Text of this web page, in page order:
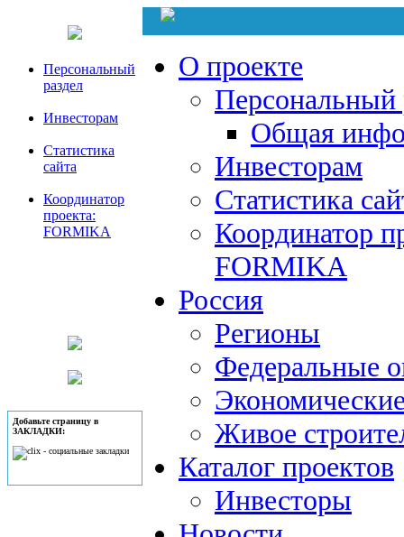
Персональный
раздел
Инвесторам
Статистика
сайта
Координатор
проекта:
FORMIKA
Добавьте страницу в
ЗАКЛАДКИ:
О проекте
Персональный
Общая
Инвесторам
Статистика
Координатор
FORMIKA
Россия
Регионы
Федеральные
Живое
Каталог проектов
Инвесторы